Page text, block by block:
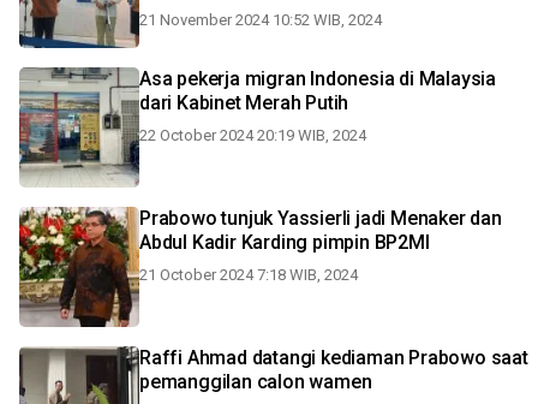
21 November 2024 10:52 WIB, 2024
Asa pekerja migran Indonesia di Malaysia
dari Kabinet Merah Putih
22 October 2024 20:19 WIB, 2024
Prabowo tunjuk Yassierli jadi Menaker dan
Abdul Kadir Karding pimpin BP2MI
21 October 2024 7:18 WIB, 2024
Raffi Ahmad datangi kediaman Prabowo saat
pemanggilan calon wamen